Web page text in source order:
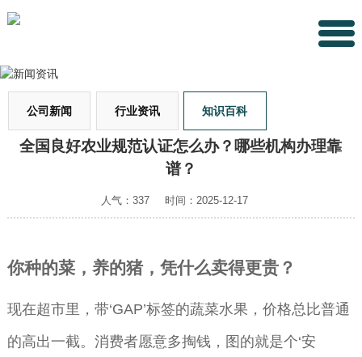
公司新闻 行业资讯 知识百科
全国良好农业规范认证怎么办？哪些机构办理靠
谱？
人气：337 时间：2025-12-17
你种的菜，养的猪，凭什么卖得更贵？
现在超市里，带‘GAP’标签的蔬菜水果，价格总比普通
的高出一截。消费者愿意多掏钱，图的就是个‘安